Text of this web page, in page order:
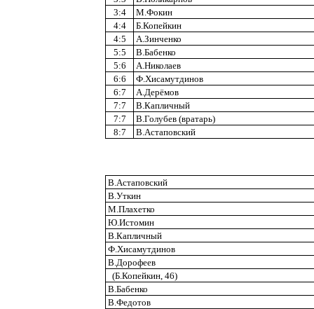
3:4
М.Фокин
4:4
Б.Копейкин
4:5
А.Зинченко
5:5
В.Бабенко
5:6
А.Николаев
6:6
Ф.Хисамутдинов
6:7
А.Дерёмов
7:7
В.Капличный
7:7
В.Голубев (вратарь)
8:7
В.Астаповский
В.Астаповский
В.Уткин
М.Плахетко
Ю.Истомин
В.Капличный
Ф.Хисамутдинов
В.Дорофеев
(Б.Копейкин, 46)
В.Бабенко
В.Федотов